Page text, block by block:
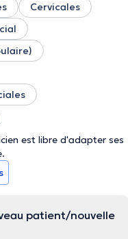
Cervicales
est libre d'adapter ses
patient/nouvelle